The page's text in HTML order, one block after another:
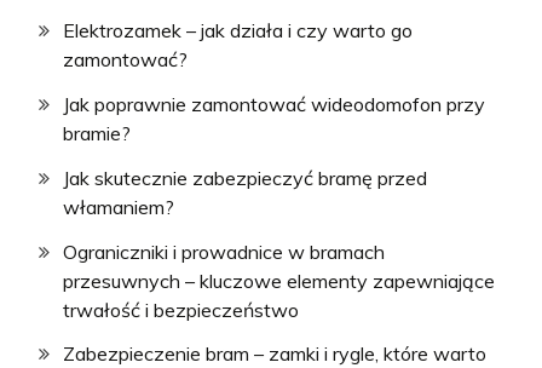
Elektrozamek – jak działa i czy warto go
zamontować?
Jak poprawnie zamontować wideodomofon przy
bramie?
Jak skutecznie zabezpieczyć bramę przed
włamaniem?
Ograniczniki i prowadnice w bramach
przesuwnych – kluczowe elementy zapewniające
trwałość i bezpieczeństwo
Zabezpieczenie bram – zamki i rygle, które warto